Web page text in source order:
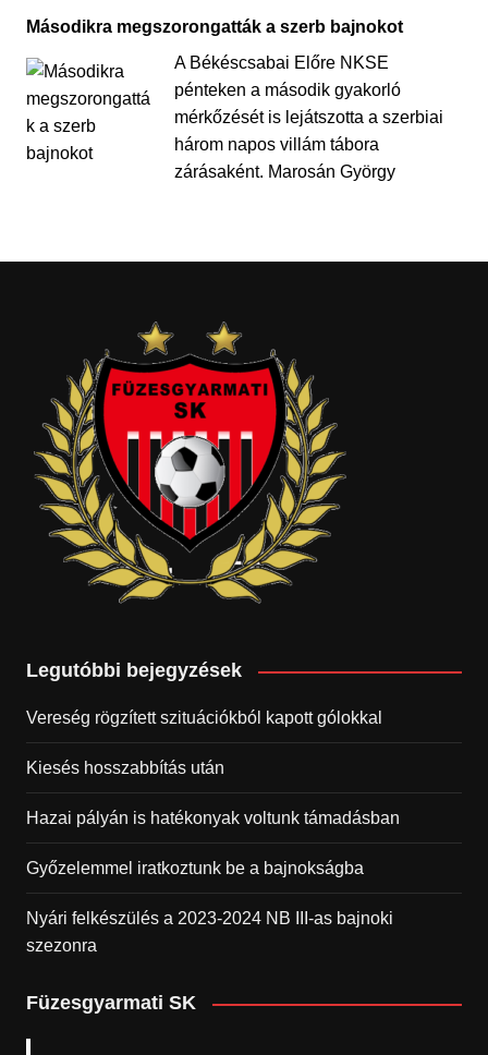
Másodikra megszorongatták a szerb bajnokot
A Békéscsabai Előre NKSE
pénteken a második gyakorló
mérkőzését is lejátszotta a szerbiai
három napos villám tábora
zárásaként. Marosán György
Legutóbbi bejegyzések
Vereség rögzített szituációkból kapott gólokkal
Kiesés hosszabbítás után
Hazai pályán is hatékonyak voltunk támadásban
Győzelemmel iratkoztunk be a bajnokságba
Nyári felkészülés a 2023-2024 NB III-as bajnoki
szezonra
Füzesgyarmati SK